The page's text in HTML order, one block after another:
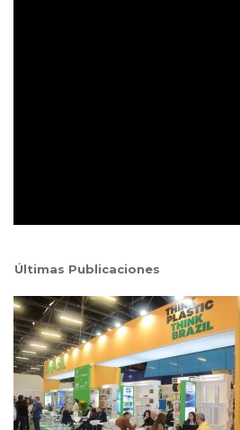
Últimas Publicaciones